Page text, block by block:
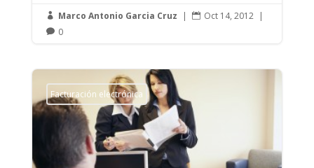
 Marco Antonio Garcia Cruz |  Oct 14, 2012 |
 0
Facturación electrónica